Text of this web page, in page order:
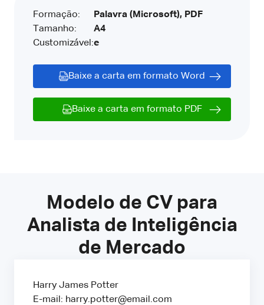
Formação:
Tamanho:
Customizável:
Palavra (Microsoft), PDF
A4
e
Baixe a carta em formato Word
Baixe a carta em formato PDF
Modelo de CV para
Analista de Inteligência
de Mercado
Harry James Potter
E-mail: harry.potter@email.com